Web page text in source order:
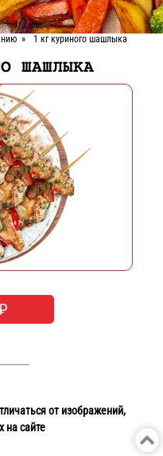
» 1 кг куриного шашлыка
ШАШЛЫКА
от изображений,
на сайте
